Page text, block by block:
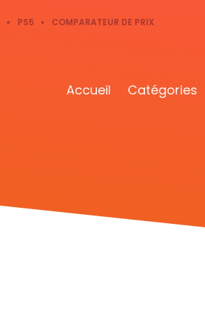
PS5 COMPARATEUR DE PRIX
Accueil Catégories